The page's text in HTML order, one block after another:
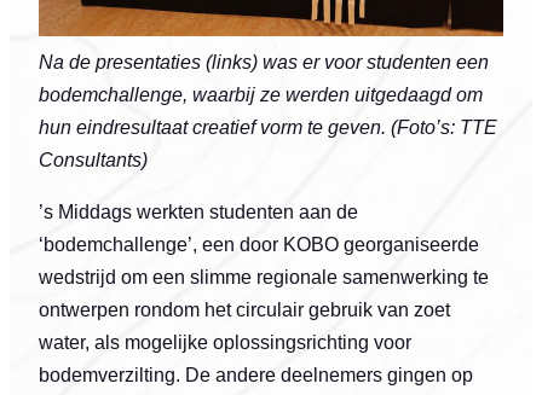
Na de presentaties (links) was er voor studenten een
bodemchallenge, waarbij ze werden uitgedaagd om
hun eindresultaat creatief vorm te geven. (Foto’s: TTE
Consultants)
’s Middags werkten studenten aan de
‘bodemchallenge’, een door KOBO georganiseerde
wedstrijd om een slimme regionale samenwerking te
ontwerpen rondom het circulair gebruik van zoet
water, als mogelijke oplossingsrichting voor
bodemverzilting. De andere deelnemers gingen op